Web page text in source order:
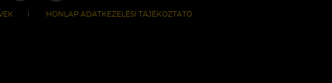
HONLAP ADATKEZELÉSI TÁJÉKOZTATÓ